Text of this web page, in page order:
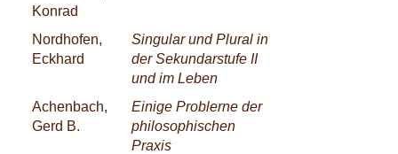
Konrad
Nordhofen,
Eckhard
Singular und Plural in
der Sekundarstufe II
und im Leben
Achenbach,
Gerd B.
Einige Problerne der
philosophischen
Praxis